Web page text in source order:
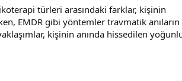
türleri arasındaki farklar, kişinin
EMDR gibi yöntemler travmatik anıların
kişinin anında hissedilen